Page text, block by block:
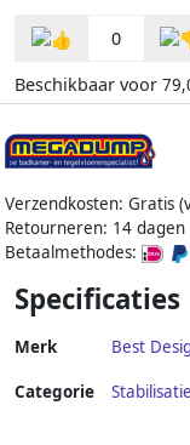
0
Beschikbaar voor
Verzendkosten: Gratis
Retourneren: 14 dagen
Betaalmethodes:
Specificaties
Merk Best
Categorie